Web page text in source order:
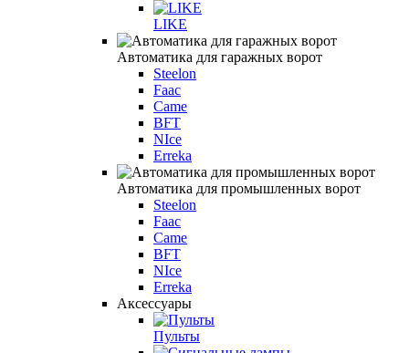
LIKE
Автоматика для гаражных ворот
Steelon
Faac
Came
BFT
NIce
Erreka
Автоматика для промышленных ворот
Steelon
Faac
Came
BFT
NIce
Erreka
Аксессуары
Пульты